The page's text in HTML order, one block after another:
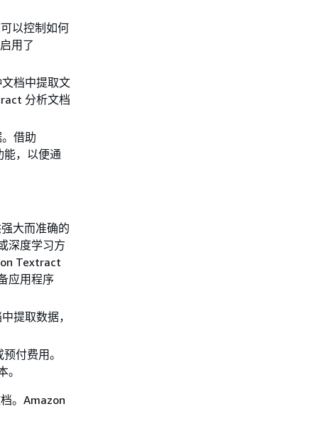
以控制如何
用了
档中提取文
分析文档
借助
能，以便通
大而准确的
深度学习方
Textract
应用程序
提取数据，
付费用。
。Amazon